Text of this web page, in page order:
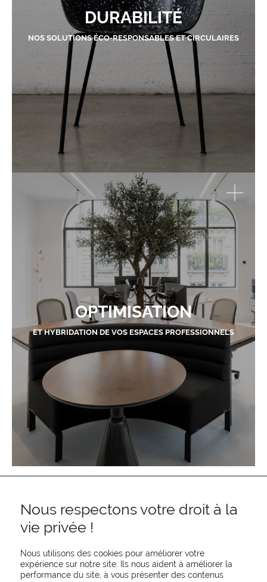
DURABILITÉ
NOS SOLUTIONS ÉCO-RESPONSABLES ET CIRCULAIRES
OPTIMISATION
ET HYBRIDATION DE VOS ESPACES PROFESSIONNELS
Nous respectons votre droit à la
vie privée !
Nous utilisons des cookies pour améliorer votre
expérience sur notre site. Ils nous aident à améliorer la
performance du site, à vous présenter des contenus